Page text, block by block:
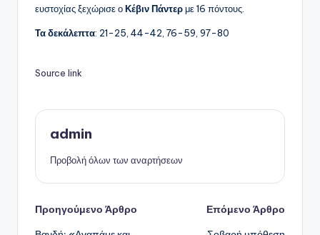
ευστοχίας ξεχώρισε οΚέβιν Πάντερμε 16 πόντους.
Τα δεκάλεπτα: 21-25, 44-42, 76-59, 97-80
Source link
admin
Προβολή όλων των αναρτήσεων
Πλοήγηση
Προηγούμενο Άρθρο
Επόμενο Άρθρο